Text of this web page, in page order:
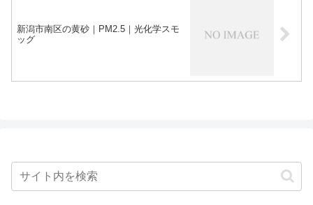
新潟市南区の黄砂｜PM2.5｜光化学スモ
ッグ